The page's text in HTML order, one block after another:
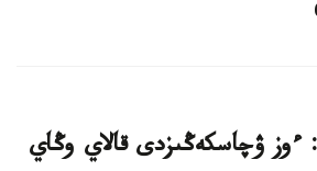
ءوز ۋچاسكەڭىزدى قالاي وڭاي